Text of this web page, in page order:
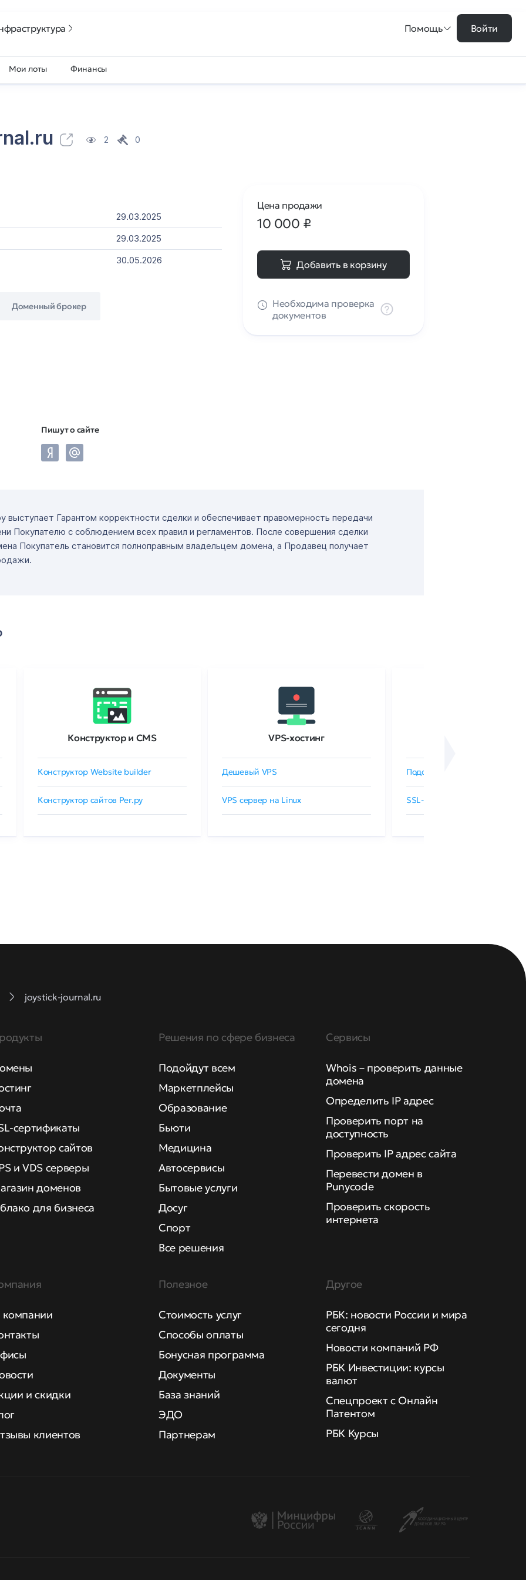
Помощь Войти
Мои лоты Финансы
2 0
29.03.2025
29.03.2025
30.05.2026
Доменный брокер
Пишут о сайте
Цена продажи
10 000 ₽
Добавить в корзину
Необходима проверка
документов
выступает Гарантом корректности сделки и обеспечивает правомерность передачи
Покупателю с соблюдением всех правил и регламентов. После совершения сделки
Покупатель становится полноправным владельцем домена, а Продавец получает
Конструктор и CMS
Конструктор Website builder
Конструктор сайтов Рег.ру
VPS-хостинг
Дешевый VPS
VPS сервер на Linux
Подобрать SSL-сертификат
SSL-сертификаты GlobalSign
joystick-journal.ru
сертификаты
сайтов
и VDS серверы
доменов
для бизнеса
Решения по сфере бизнеса
Подойдут всем
Маркетплейсы
Образование
Бьюти
Медицина
Автосервисы
Бытовые услуги
Досуг
Спорт
Все решения
Сервисы
Whois – проверить данные
домена
Определить IP адрес
Проверить порт на
доступность
Проверить IP адрес сайта
Перевести домен в
Punycode
Проверить скорость
интернета
и скидки
клиентов
Полезное
Стоимость услуг
Способы оплаты
Бонусная программа
Документы
База знаний
ЭДО
Партнерам
Другое
РБК: новости России и мира
сегодня
Новости компаний РФ
РБК Инвестиции: курсы
валют
Спецпроект с Онлайн
Патентом
РБК Курсы